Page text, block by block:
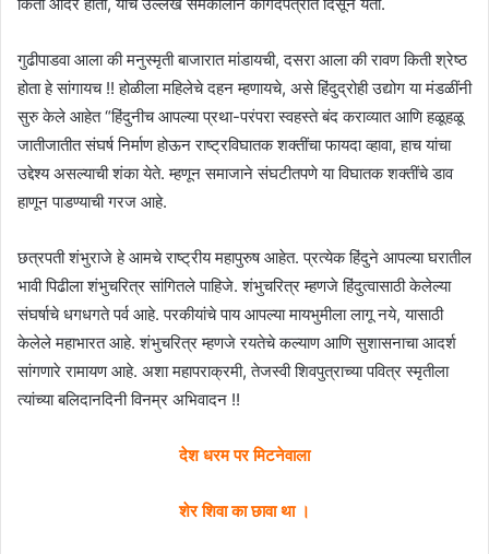
गुढीपाडवा आला की मनुस्मृती बाजारात मांडायची, दसरा आला की रावण किती श्रेष्ठ
होता हे सांगायच !! होळीला महिलेचे दहन म्हणायचे, असे हिंदुद्रोही उ‌द्योग या मंडळींनी
सुरु केले आहेत “हिंदुनीच आपल्या प्रथा-परंपरा स्वहस्ते बंद कराव्यात आणि हळूहळू
जातीजातीत संघर्ष निर्माण होऊन राष्ट्रविघातक शक्तींचा फायदा व्हावा, हाच यांचा
उद्देश्य असल्याची शंका येते. म्हणून समाजाने संघटीतपणे या विघातक शक्तींचे डाव
हाणून पाडण्याची गरज आहे.
छत्रपती शंभुराजे हे आमचे राष्ट्रीय महापुरुष आहेत. प्रत्येक हिंदुने आपल्या घरातील
भावी पिढीला शंभुचरित्र सांगितले पाहिजे. शंभुचरित्र म्हणजे हिंदुत्वासाठी केलेल्या
संघर्षाचे धगधगते पर्व आहे. परकीयांचे पाय आपल्या मायभुमीला लागू नये, यासाठी
केलेले महाभारत आहे. शंभुचरित्र म्हणजे रयतेचे कल्याण आणि सुशासनाचा आदर्श
सांगणारे रामायण आहे. अशा महापराक्रमी, तेजस्वी शिवपुत्राच्या पवित्र स्मृतीला
त्यांच्या बलिदानदिनी विनम्र अभिवादन !!
देश धरम पर मिटनेवाला
शेर शिवा का छावा था ।